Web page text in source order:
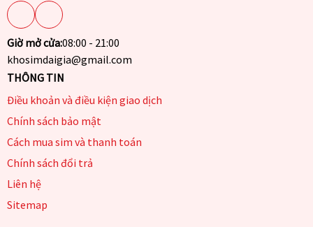
Giờ mở cửa:08:00 - 21:00
khosimdaigia@gmail.com
THÔNG TIN
Điều khoản và điều kiện giao dịch
Chính sách bảo mật
Cách mua sim và thanh toán
Chính sách đổi trả
Liên hệ
Sitemap